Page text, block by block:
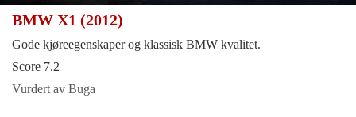
BMW X1 (2012)
Gode kjøreegenskaper og klassisk BMW kvalitet.
Score 7.2
Vurdert av Buga